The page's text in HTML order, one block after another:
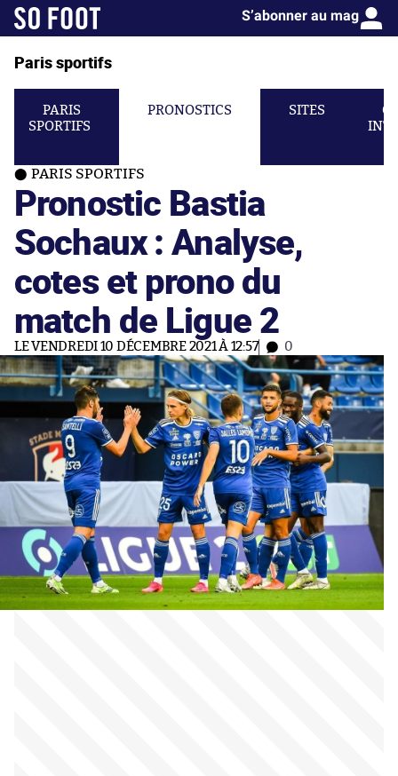
S’abonner au mag
Paris sportifs
PARIS
SPORTIFS
PRONOSTICS SITES
PARIS SPORTIFS
Pronostic Bastia
Sochaux : Analyse,
cotes et prono du
match de Ligue 2
LE VENDREDI 10 DÉCEMBRE 2021 À 12:57 0